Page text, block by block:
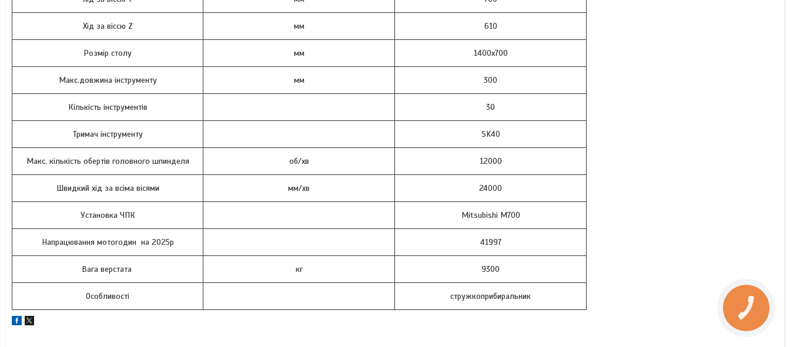
Хід за віссю Z мм 610
Розмір столу мм 1400х700
Макс.довжина інструменту мм 300
Кількість інструментів 30
Тримач інструменту SK40
Макс. кількість обертів головного шпинделя об/хв 12000
Швидкий хід за всіма вісями мм/хв 24000
Установка ЧПК Mitsubishi M700
Напрацювання мотогодин на 2025р 41997
Вага верстата кг 9300
Особливості стружкоприбиральник
КНОПКА
ЗВ'ЯЗКУ